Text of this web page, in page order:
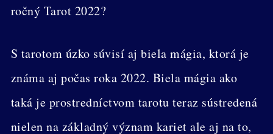
ročný Tarot 2022?
S tarotom úzko súvisí aj biela mágia, ktorá je
známa aj počas roka 2022. Biela mágia ako
taká je prostredníctvom tarotu teraz sústredená
nielen na základný význam kariet ale aj na to,